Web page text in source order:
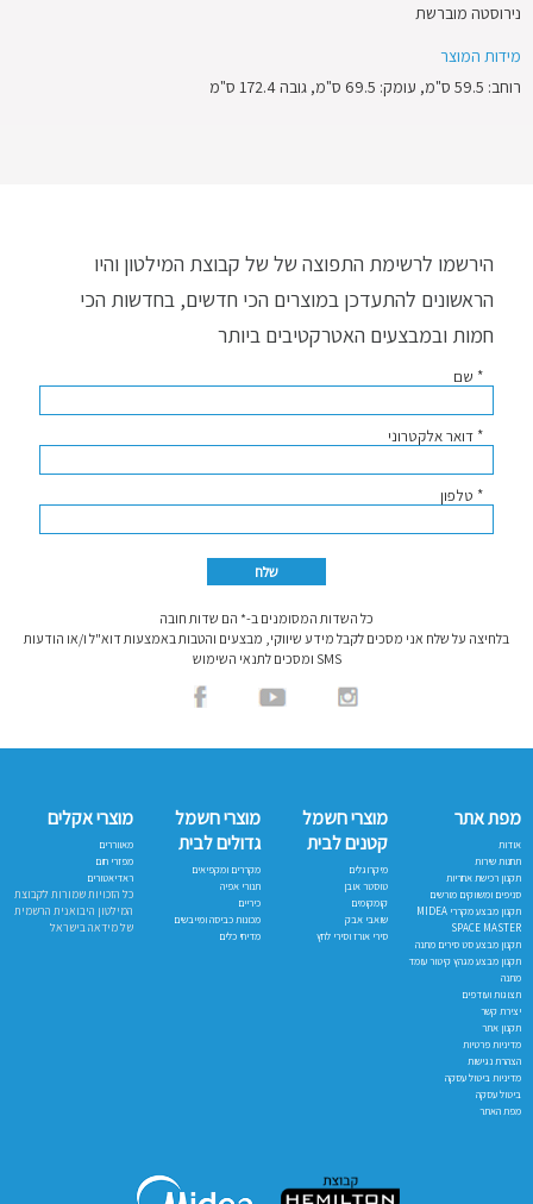
נירוסטה מוברשת
מידות המוצר
רוחב: 59.5 ס"מ, עומק: 69.5 ס"מ, גובה 172.4 ס"מ
הירשמו לרשימת התפוצה של של קבוצת המילטון והיו
הראשונים להתעדכן במוצרים הכי חדשים, בחדשות הכי
חמות ובמבצעים האטרקטיבים ביותר
* שם
* דואר אלקטרוני
* טלפון
כל השדות המסומנים ב-* הם שדות חובה
בלחיצה על שלח אני מסכים לקבל מידע שיווקי, מבצעים והטבות באמצעות דוא"ל ו/או הודעות
SMS ומסכים לתנאי השימוש
מפת אתר
אודות
תחנות שירות
תקנון רכישת אחריות
סניפים ומשווקים מורשים
תקנון מבצע מקררי MIDEA
SPACE MASTER
תקנון מבצע סט סירים מתנה
תקנון מבצע מגהץ קיטור עומד
מתנה
תצוגות ועודפים
יצירת קשר
תקנון אתר
מדיניות פרטיות
הצהרת נגישות
מדיניות ביטול עסקה
ביטול עסקה
מפת האתר
מוצרי חשמל
קטנים לבית
מיקרוגלים
טוסטר אובן
קומקומים
שואבי אבק
סירי אורז וסירי לחץ
מוצרי חשמל
גדולים לבית
מקררים ומקפיאים
תנורי אפיה
כיריים
מכונות כביסה ומייבשים
מדיחי כלים
מוצרי אקלים
מאווררים
מפזרי חום
ראדיאטורים
כל הזכויות שמורות לקבוצת
המילטון היבואנית הרשמית
של מידאה בישראל